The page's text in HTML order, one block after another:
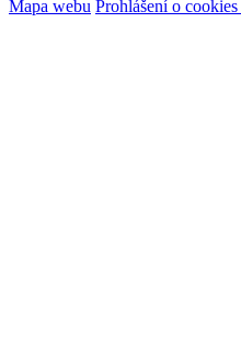
Mapa webu Prohlášení o cookies